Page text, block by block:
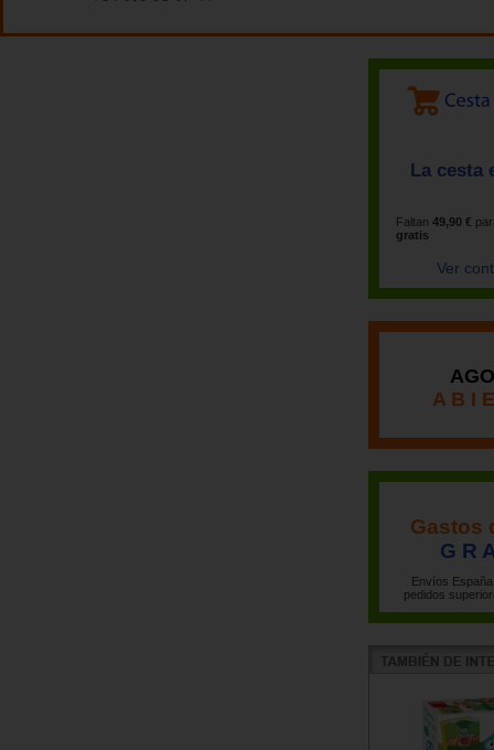
La cesta
Faltan 49,90 €
gratis
Ver
A B I
Gastos
G R
Envíos
pedidos